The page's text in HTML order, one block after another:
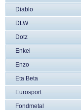
Diablo
DLW
Dotz
Enkei
Enzo
Eta Beta
Eurosport
Fondmetal